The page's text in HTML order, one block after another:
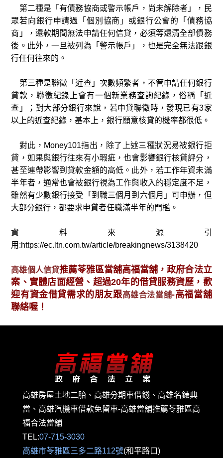
第二種是「有債務協商或警示帳戶，尚未解除者」，民
眾若向銀行申請過「個別協商」或銀行公會的「債務協
商」，還款期間無法申請任何信貸，必須等還清全部債務
後。此外，一旦被列為「警示帳戶」，也是完全無法跟銀
行任何往來的。
第三種是聯徵「近查」次數頻繁者，不管申請任何銀行
貸款，聯徵紀錄上會有一個新業務查詢紀錄，俗稱「近
查」；對大部分銀行來說，若申貸聯徵時，發現已有3家
以上的近查紀錄，基本上，銀行願意核貸的機率都很低。
對此，Money101指出，除了上述三種狀況易被銀行拒
貸，如果與銀行往來有小瑕疵，也會影響銀行核貸評分，
甚至連帶影響到貸款金額的高低。此外，若工作年資未滿
半年者，通常也會被銀行視為工作與收入的穩定度不足，
雖然有少數銀行接受「到職三個月到六個月」可申辦，但
大部分銀行，都要求申貸者任職滿半年的門檻。
資料來源引
用:https://ec.ltn.com.tw/article/breakingnews/3138420
高雄個人信貸推薦苓雅區當舖高福當舖，政府合法立
案、實體店面經營、超過20年的借貸服務資歷，歡
迎有資金借貸需求的朋友跟高雄合法當舖-高福當舖
聯絡喔！
高雄房屋土地二胎、高雄分期車借錢、高雄名錶典
當、高雄汽機車借款免留車-高雄當舖推薦苓雅區高
福合法當舖
TEL:07-715-3030
高雄市苓雅區三多二路112號(和平路口)